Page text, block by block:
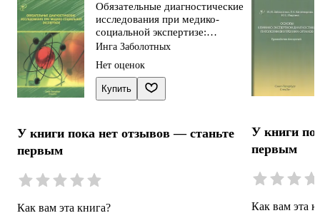
Обязательные диагностические
исследования при медико-
социальной экспертизе:
методическое пособие
Инга Заболотных
Нет оценок
Купить
У книги пока нет отзывов — станьте
первым
Как вам эта книга?
У книги
первым
Как вам эта